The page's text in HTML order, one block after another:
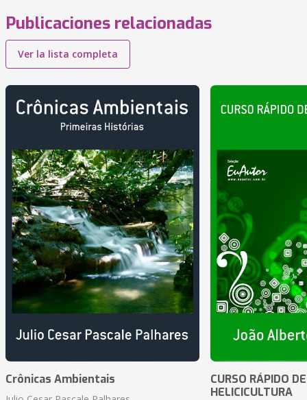
Publicaciones relacionadas
Ver la lista completa
Crônicas Ambientais
CURSO RÁPIDO DE
HELICICULTURA